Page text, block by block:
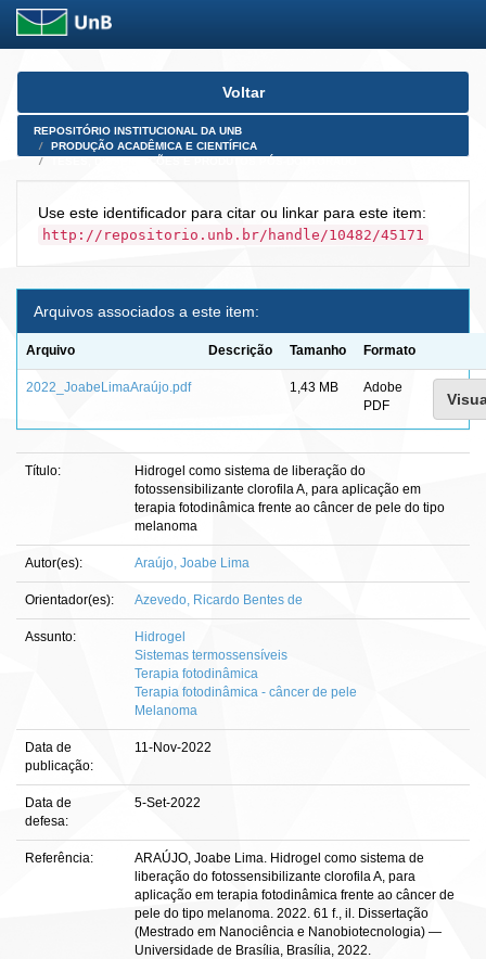
Skip
Voltar
REPOSITÓRIO INSTITUCIONAL DA UNB
PRODUÇÃO ACADÊMICA E CIENTÍFICA
Use este identificador para citar ou linkar para este item:
http://repositorio.unb.br/handle/10482/45171
Arquivos associados a este item:
Arquivo Descrição Tamanho Formato
2022_JoabeLimaAraújo.pdf 1,43 MB
Adobe
PDF
Título:
Hidrogel como sistema de liberação do
fotossensibilizante clorofila A, para aplicação em
terapia fotodinâmica frente ao câncer de pele do tipo
melanoma
Autor(es): Araújo, Joabe Lima
Orientador(es): Azevedo, Ricardo Bentes de
Assunto:
Hidrogel
Sistemas termossensíveis
Terapia fotodinâmica
Terapia fotodinâmica - câncer de pele
Melanoma
Data de
publicação:
11-Nov-2022
Data de
defesa:
5-Set-2022
Referência:
ARAÚJO, Joabe Lima. Hidrogel como sistema de
liberação do fotossensibilizante clorofila A, para
aplicação em terapia fotodinâmica frente ao câncer de
pele do tipo melanoma. 2022. 61 f., il. Dissertação
(Mestrado em Nanociência e Nanobiotecnologia) —
Universidade de Brasília, Brasília, 2022.